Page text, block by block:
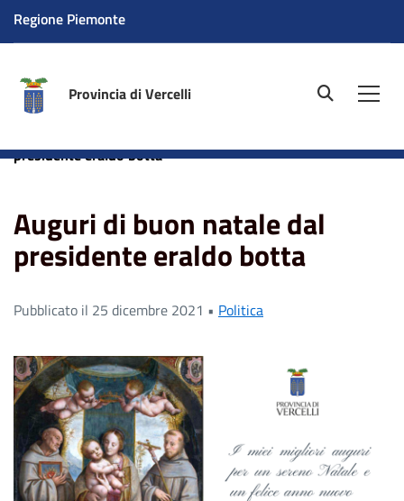
Regione Piemonte
Provincia di Vercelli site.searc
presidente eraldo botta
Auguri di buon natale dal
presidente eraldo botta
Pubblicato il 25 dicembre 2021 • Politica